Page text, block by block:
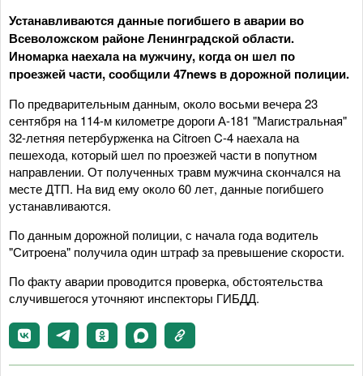
Устанавливаются данные погибшего в аварии во
Всеволожском районе Ленинградской области.
Иномарка наехала на мужчину, когда он шел по
проезжей части, сообщили 47news в дорожной полиции.
По предварительным данным, около восьми вечера 23
сентября на 114-м километре дороги А-181 "Магистральная"
32-летняя петербурженка на Citroen C-4 наехала на
пешехода, который шел по проезжей части в попутном
направлении. От полученных травм мужчина скончался на
месте ДТП. На вид ему около 60 лет, данные погибшего
устанавливаются.
По данным дорожной полиции, с начала года водитель
"Ситроена" получила один штраф за превышение скорости.
По факту аварии проводится проверка, обстоятельства
случившегося уточняют инспекторы ГИБДД.